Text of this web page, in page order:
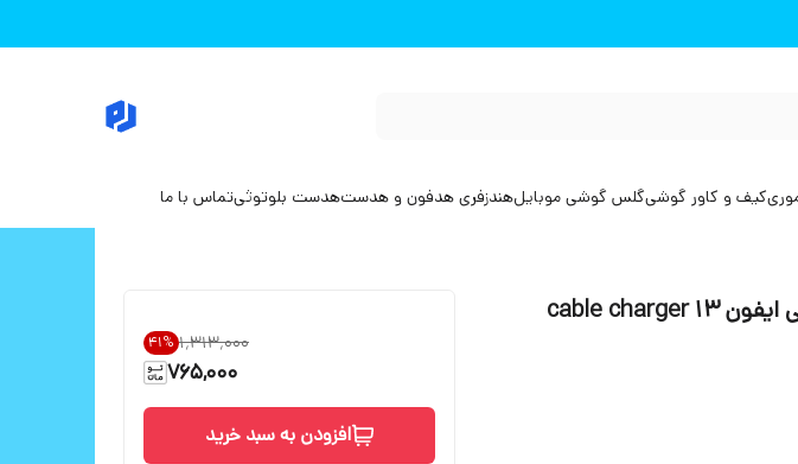
کیف و کاور گوشیگلس گوشی موبایلهندزفری هدفون و هدستهدست بلوتوثیتماس با ما
کابل شارژ اصلی ایفون 13 cable charger
۱٬۳۱۳٬۰۰۰ 41%
765,000
افزودن به سبد خرید